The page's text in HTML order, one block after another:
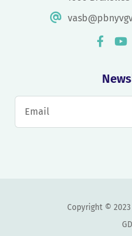
Copyright ©